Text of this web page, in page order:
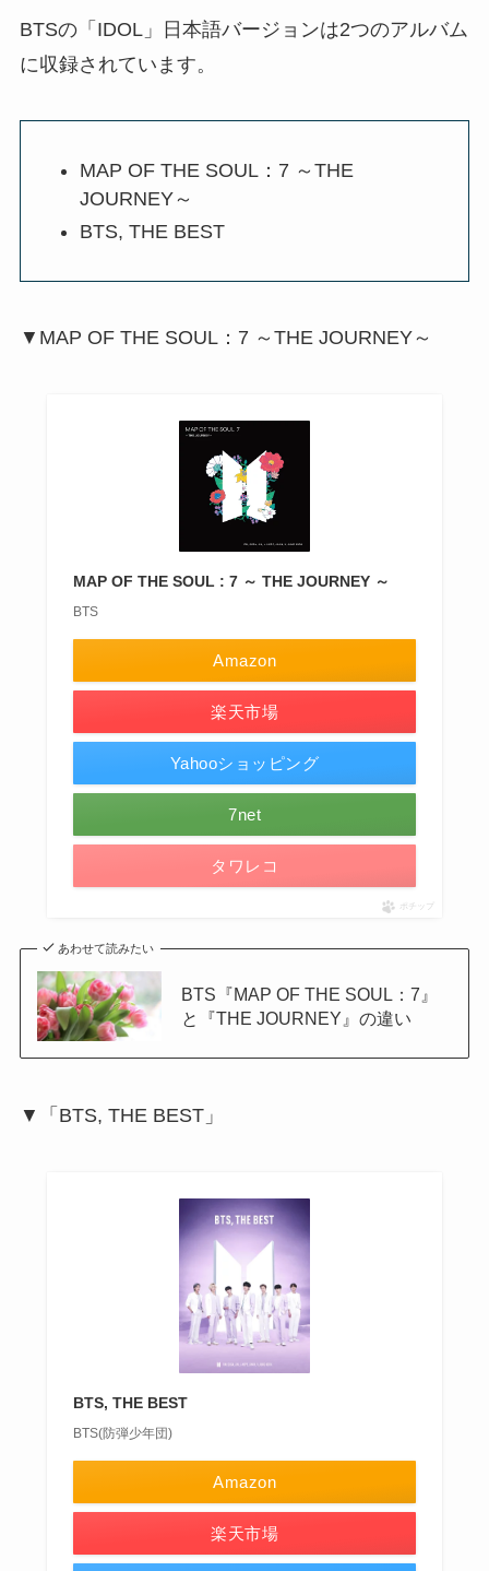
BTSの「IDOL」日本語バージョンは2つのアルバム
に収録されています。
MAP OF THE SOUL：7 ～THE
JOURNEY～
BTS, THE BEST
▼MAP OF THE SOUL：7 ～THE JOURNEY～
MAP OF THE SOUL : 7 ～ THE JOURNEY ～
BTS
Amazon
楽天市場
Yahooショッピング
7net
タワレコ
ポチップ
あわせて読みたい
BTS『MAP OF THE SOUL：7』
と『THE JOURNEY』の違い
▼「BTS, THE BEST」
BTS, THE BEST
BTS(防弾少年団)
Amazon
楽天市場